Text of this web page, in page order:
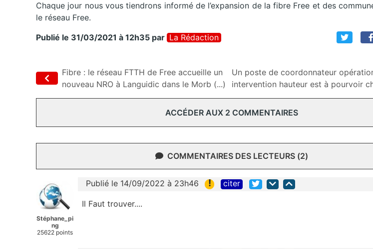
Chaque jour nous vous tiendrons informé de l’expansion de la fibre Free et des
le réseau Free.
Publié le 31/03/2021 à 12h35 par La Rédaction
Fibre : le réseau FTTH de Free accueille un
nouveau NRO à Languidic dans le Morb (...)
Un poste de coordonnateur
intervention hauteur est à pourvoir
ACCÉDER AUX 2 COMMENTAIRES
COMMENTAIRES DES LECTEURS (2)
Stéphane_pi
ng
25622 points
Publié le 14/09/2022 à 23h46 ! citer
Il Faut trouver....